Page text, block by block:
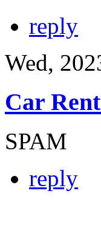
reply
Wed,
Car
SPAM
reply